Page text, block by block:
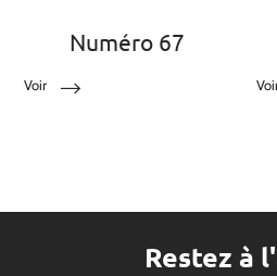
Numéro 67
Voir
Restez à